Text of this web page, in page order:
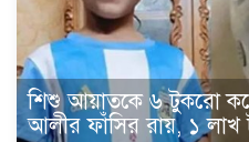
শিশু আয়াতকে ৬ টুকরো
আলীর ফাঁসির রায়, ১ লাখ